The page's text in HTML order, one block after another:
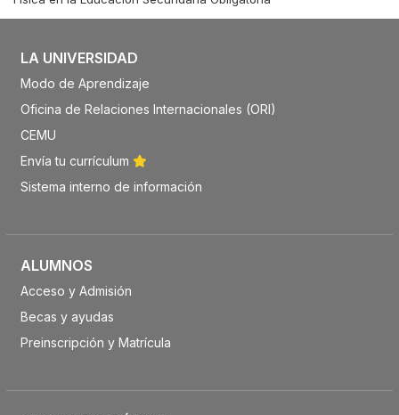
LA UNIVERSIDAD
Modo de Aprendizaje
Oficina de Relaciones Internacionales (ORI)
CEMU
Envía tu currículum
Sistema interno de información
ALUMNOS
Acceso y Admisión
Becas y ayudas
Preinscripción y Matrícula